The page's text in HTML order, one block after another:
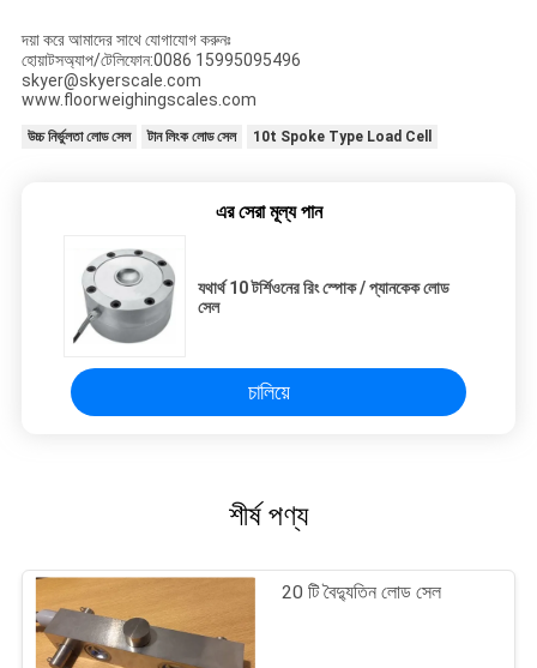
দয়া করে আমাদের সাথে যোগাযোগ করুনঃ
হোয়াটসঅ্যাপ/টেলিফোন:0086 15995095496
skyer@skyerscale.com
www.floorweighingscales.com
উচ্চ নির্ভুলতা লোড সেল টান লিংক লোড সেল 10t Spoke Type Load Cell
এর সেরা মূল্য পান
যথার্থ 10 টর্শিওনের রিং স্পোক / প্যানকেক লোড
সেল
চালিয়ে
শীর্ষ পণ্য
20 টি বৈদ্যুতিন লোড সেল